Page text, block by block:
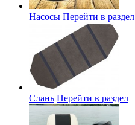
Насосы Перейти в раздел
Слань Перейти в раздел